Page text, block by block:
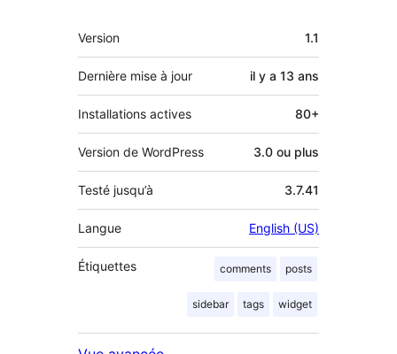
Méta
Version 1.1
Dernière mise à jour il y a 13 ans
Installations actives 80+
Version de WordPress 3.0 ou plus
Testé jusqu’à 3.7.41
Langue English (US)
Étiquettes comments posts
sidebar tags widget